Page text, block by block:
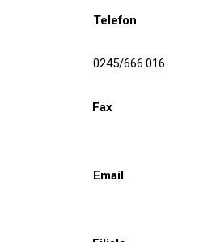
Telefon
0245/666.016
Fax
Email